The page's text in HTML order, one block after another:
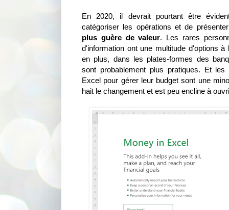
En 2020, il devrait pourtant être
catégoriser les opérations et de
plus guère de valeur. Les rares
d'information ont une multitude d'options
en plus, dans les plates-formes des
sont probablement plus pratiques. Et
Excel pour gérer leur budget sont une
hait le changement et est peu encline à